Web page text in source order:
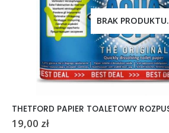
BRAK PRODUKTU.
19,00 zł